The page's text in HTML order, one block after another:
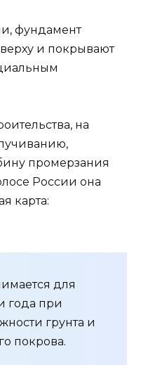
фундамент
и покрывают
на
промерзания
России она
карта:
для
года при
грунта и
покрова.